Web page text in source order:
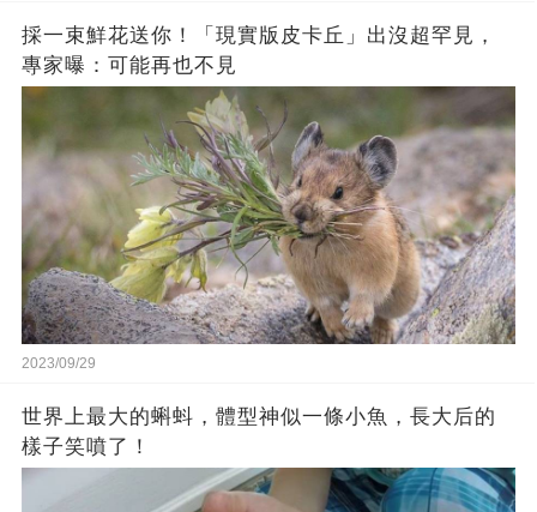
採一束鮮花送你！「現實版皮卡丘」出沒超罕見，
專家曝：可能再也不見
2023/09/29
世界上最大的蝌蚪，體型神似一條小魚，長大后的
樣子笑噴了！